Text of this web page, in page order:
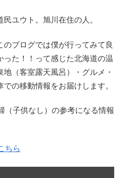
民ユウト。旭川在住の人。
のブログでは僕が行ってみて良
った！！って感じた北海道の温
地（客室露天風呂）・グルメ・
での移動情報をお届けします。
（子供なし）の参考になる情報
ちら